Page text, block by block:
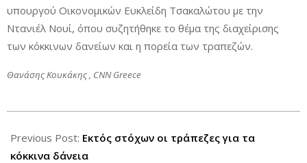
υπουργού Οικονομικών Ευκλείδη Τσακαλώτου με την
Ντανιέλ Νουί, όπου συζητήθηκε το θέμα της διαχείρισης
των κόκκινων δανείων και η πορεία των τραπεζών.
Θανάσης Κουκάκης , CNN Greece
09-
02
Previous Post: Εκτός στόχων οι τράπεζες για τα
κόκκινα δάνεια